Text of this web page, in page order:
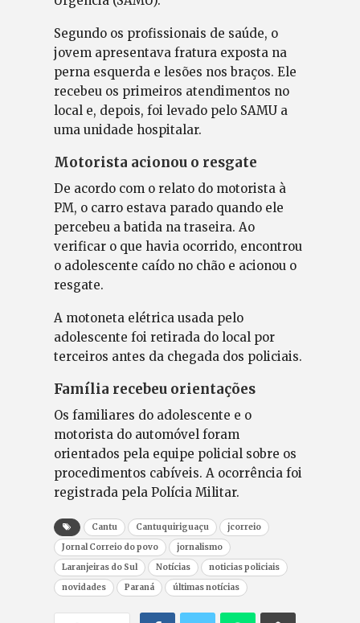
Segundo os profissionais de saúde, o
jovem apresentava fratura exposta na
perna esquerda e lesões nos braços. Ele
recebeu os primeiros atendimentos no
local e, depois, foi levado pelo SAMU a
uma unidade hospitalar.
Motorista acionou o resgate
De acordo com o relato do motorista à
PM, o carro estava parado quando ele
percebeu a batida na traseira. Ao
verificar o que havia ocorrido, encontrou
o adolescente caído no chão e acionou o
resgate.
A motoneta elétrica usada pelo
adolescente foi retirada do local por
terceiros antes da chegada dos policiais.
Família recebeu orientações
Os familiares do adolescente e o
motorista do automóvel foram
orientados pela equipe policial sobre os
procedimentos cabíveis. A ocorrência foi
registrada pela Polícia Militar.
Cantu Cantuquiriguaçu
jcorreio
Jornal Correio do povo
jornalismo
Laranjeiras do Sul
Notícias
noticias policiais
novidades
Paraná últimas notícias